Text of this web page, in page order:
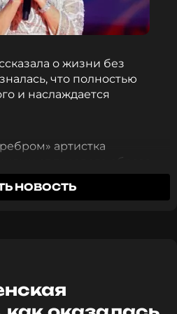
о жизни без
что полностью
и наслаждается
артистка
от трезвого образа
как из-за алкоголя
в неловких ситуациях и
на вечеринках
в ясном уме.
НОВОСТЬ